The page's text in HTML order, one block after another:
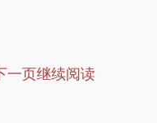
一页继续阅读